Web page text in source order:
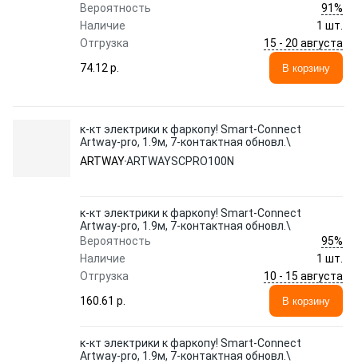
Вероятность
91%
Наличие
1 шт.
Отгрузка
15 - 20 августа
74.12 p.
В корзину
к-кт электрики к фаркопу! Smart-Connect
Artway-pro, 1.9м, 7-контактная обновл.\
ARTWAYARTWAYSCPRO100N
к-кт электрики к фаркопу! Smart-Connect
Artway-pro, 1.9м, 7-контактная обновл.\
Вероятность
95%
Наличие
1 шт.
Отгрузка
10 - 15 августа
160.61 p.
В корзину
к-кт электрики к фаркопу! Smart-Connect
Artway-pro, 1.9м, 7-контактная обновл.\